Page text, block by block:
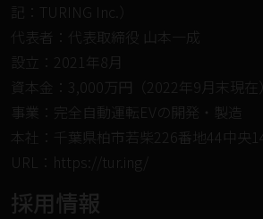
記：TURING Inc.）
代表者：代表取締役 ⼭本⼀成
設⽴：2021年8⽉
資本⾦：3,000万円（2022年9⽉末現在）
事業：完全自動運転EVの開発・製造
本社：千葉県柏市若柴226番地44中央
URL： https://tur.ing/
採⽤情報